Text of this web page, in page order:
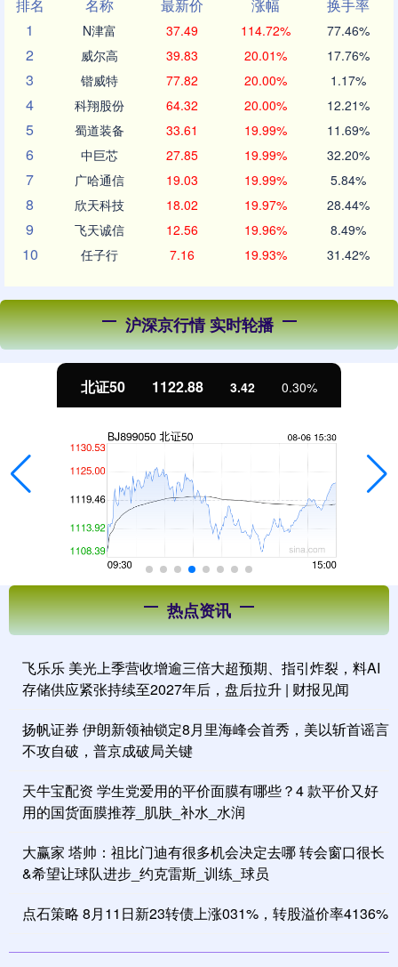
排名 名称 最新价 涨幅
换手率
1
N津富 37.49 114.72% 77.46%
2 威尔高 39.83 20.01% 17.76%
3 锴威特 77.82 20.00% 1.17%
4 科翔股份 64.32 20.00% 12.21%
5 蜀道装备 33.61 19.99% 11.69%
6 中巨芯 27.85 19.99% 32.20%
7 广哈通信 19.03 19.99% 5.84%
8 欣天科技 18.02 19.97% 28.44%
9 飞天诚信 12.56 19.96% 8.49%
10 任子行 7.16 19.93% 31.42%
沪深京行情 实时轮播
北证50 1122.88 3.42 0.30%
热点资讯
飞乐乐 美光上季营收增逾三倍大超预期、指引炸裂，料AI
存储供应紧张持续至2027年后，盘后拉升 | 财报见闻
扬帆证券 伊朗新领袖锁定8月里海峰会首秀，美以斩首谣言
不攻自破，普京成破局关键
天牛宝配资 学生党爱用的平价面膜有哪些？4 款平价又好
用的国货面膜推荐_肌肤_补水_水润
大赢家 塔帅：祖比门迪有很多机会决定去哪 转会窗口很长
&希望让球队进步_约克雷斯_训练_球员
点石策略 8月11日新23转债上涨031%，转股溢价率4136%